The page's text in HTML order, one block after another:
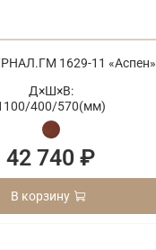
1629-11 «Аспен»
Д×Ш×В:
400/570(мм)
42 740 ₽
В корзину